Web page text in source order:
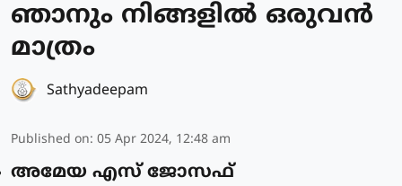
ഞാനും നിങ്ങളില്‍ ഒരുവന്‍
മാത്രം
Sathyadeepam
Published on: 05 Apr 2024, 12:48 am
അമേയ എസ് ജോസഫ്